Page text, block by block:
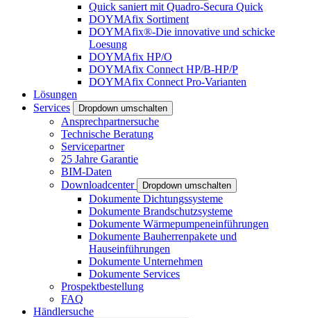
Quick saniert mit Quadro-Secura Quick
DOYMAfix Sortiment
DOYMAfix®-Die innovative und schicke
Loesung
DOYMAfix HP/O
DOYMAfix Connect HP/B-HP/P
DOYMAfix Connect Pro-Varianten
Lösungen
Services
Dropdown umschalten
Ansprechpartnersuche
Technische Beratung
Servicepartner
25 Jahre Garantie
BIM-Daten
Downloadcenter
Dropdown umschalten
Dokumente Dichtungssysteme
Dokumente Brandschutzsysteme
Dokumente Wärmepumpeneinführungen
Dokumente Bauherrenpakete und
Hauseinführungen
Dokumente Unternehmen
Dokumente Services
Prospektbestellung
FAQ
Händlersuche